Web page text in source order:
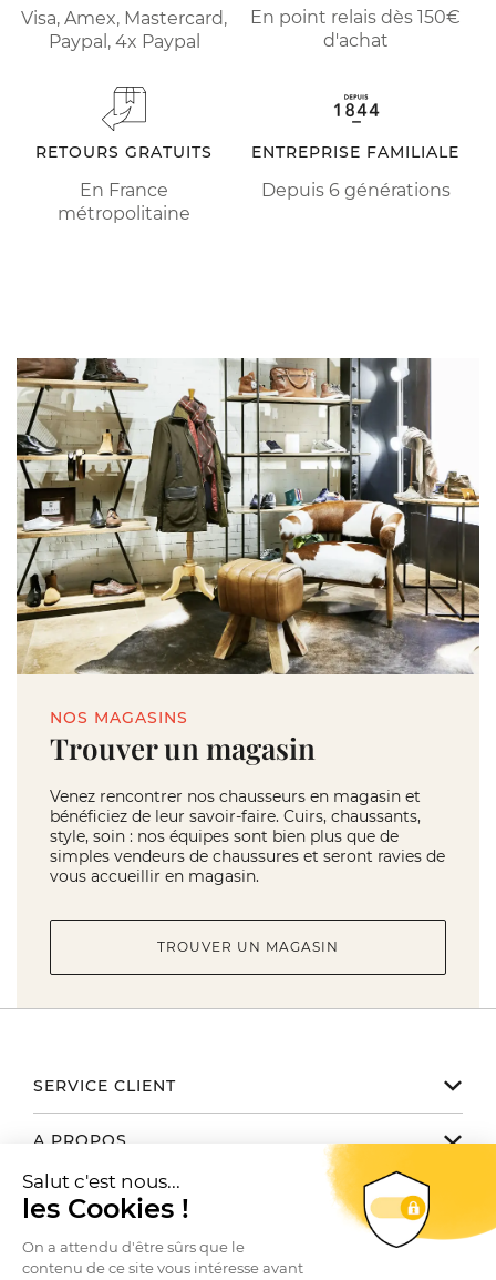
Visa, Amex, Mastercard,
Paypal, 4x Paypal
En point relais dès 150€
d'achat
RETOURS GRATUITS
En France
métropolitaine
ENTREPRISE FAMILIALE
Depuis 6 générations
NOS MAGASINS
Trouver un magasin
Venez rencontrer nos chausseurs en magasin et
bénéficiez de leur savoir-faire. Cuirs, chaussants,
style, soin : nos équipes sont bien plus que de
simples vendeurs de chaussures et seront ravies de
vous accueillir en magasin.
TROUVER UN MAGASIN
SERVICE CLIENT
de 9h à 17h du lundi au vendredi
Email serviceclient@manbow.fr
Téléphone01 78 35 10 20
Conditions générales des promotions
A PROPOS
Nos engagements
Le Club
NOUS TROUVER / CONTACTER
Toutes nos boutiques